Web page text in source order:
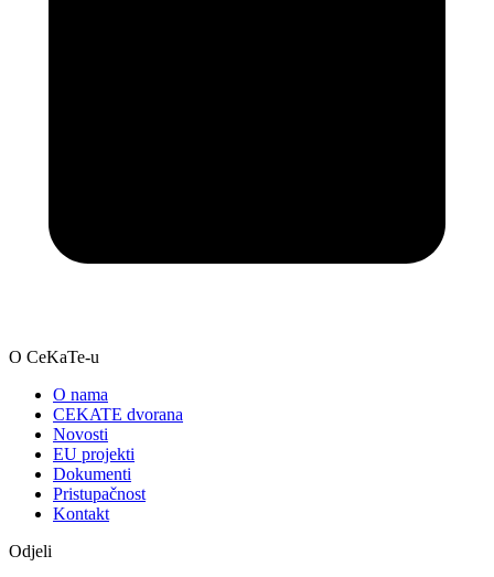
O CeKaTe-u
O nama
CEKATE dvorana
Novosti
EU projekti
Dokumenti
Pristupačnost
Kontakt
Odjeli